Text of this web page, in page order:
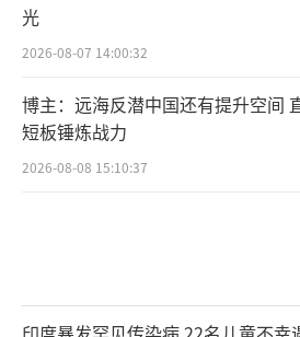
光
2026-08-07 14:00:32
博主：远海反潜中国还有提升空间
短板锤炼战力
2026-08-08 15:10:37